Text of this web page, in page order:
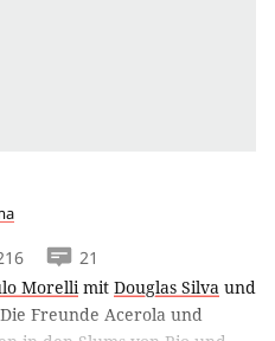
21
Morellimit Douglas Silva und
Die Freunde Acerola und